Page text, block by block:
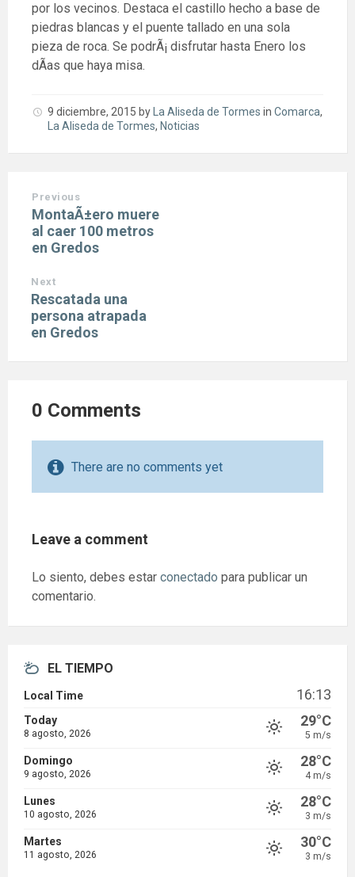
por los vecinos. Destaca el castillo hecho a base de
piedras blancas y el puente tallado en una sola
pieza de roca. Se podrÃ¡ disfrutar hasta Enero los
dÃ­as que haya misa.
9 diciembre, 2015 by La Aliseda de Tormes in Comarca,
La Aliseda de Tormes, Noticias
Previous
MontaÃ±ero muere
al caer 100 metros
en Gredos
Next
Rescatada una
persona atrapada
en Gredos
0 Comments
There are no comments yet
Leave a comment
Lo siento, debes estar conectado para publicar un
comentario.
EL TIEMPO
Local Time 16:13
Today
8 agosto, 2026
29°C
5 m/s
Domingo
9 agosto, 2026
28°C
4 m/s
Lunes
10 agosto, 2026
28°C
3 m/s
Martes
11 agosto, 2026
30°C
3 m/s